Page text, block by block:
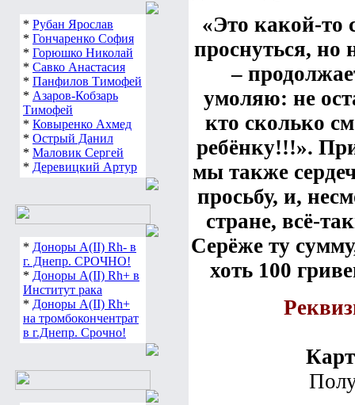
* Рубан Ярослав
* Гончаренко София
* Горюшко Николай
* Савко Анастасия
* Панфилов Тимофей
* Азаров-Кобзарь
Тимофей
* Ковыренко Ахмед
* Острый Данил
* Маловик Сергей
* Деревицкий Артур
* Доноры А(ІІ) Rh- в
г. Днепр. СРОЧНО!
* Доноры А(ІІ) Rh+ в
Институт рака
* Доноры А(ІІ) Rh+
на тромбокончентрат
в г.Днепр. Срочно!
«Это какой-то
проснуться, но
–
умоляю: не
кто сколько
ребёнку!!!».
мы также
просьбу, и,
стране, всё-
Серёже ту
хоть 100